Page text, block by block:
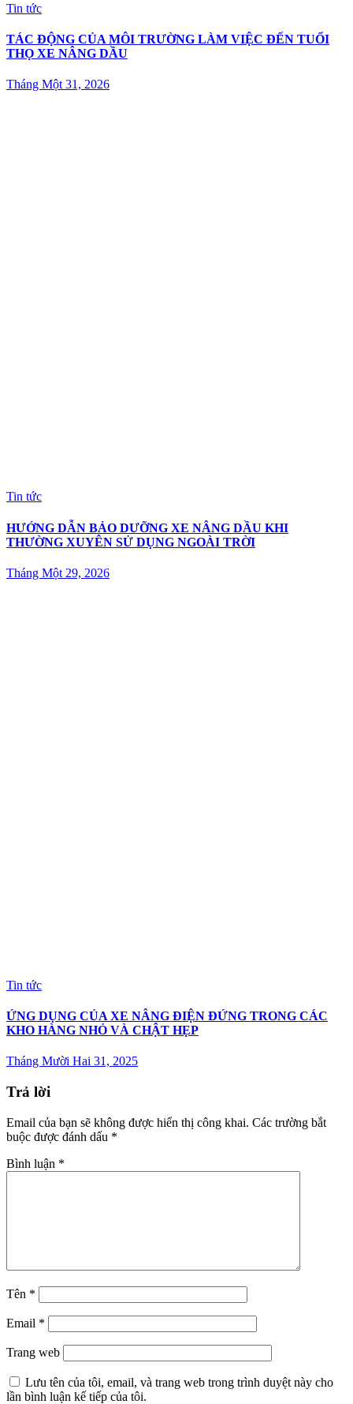
Tin tức
TÁC ĐỘNG CỦA MÔI TRƯỜNG LÀM VIỆC ĐẾN TUỔI
THỌ XE NÂNG DẦU
Tháng Một 31, 2026
Tin tức
HƯỚNG DẪN BẢO DƯỠNG XE NÂNG DẦU KHI
THƯỜNG XUYÊN SỬ DỤNG NGOÀI TRỜI
Tháng Một 29, 2026
Tin tức
ỨNG DỤNG CỦA XE NÂNG ĐIỆN ĐỨNG TRONG CÁC
KHO HÀNG NHỎ VÀ CHẬT HẸP
Tháng Mười Hai 31, 2025
Trả lời
Email của bạn sẽ không được hiển thị công khai. Các trường bắt
buộc được đánh dấu *
Bình luận *
Tên *
Email *
Trang web
Lưu tên của tôi, email, và trang web trong trình duyệt này cho
lần bình luận kế tiếp của tôi.